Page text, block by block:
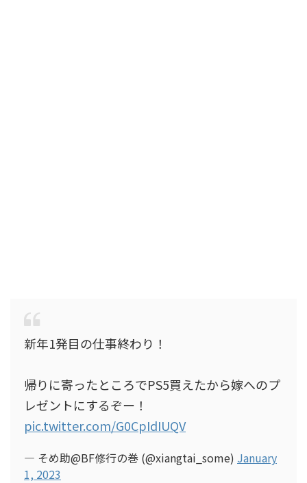
新年1発目の仕事終わり！
帰りに寄ったところでPS5買えたから嫁へのプ
レゼントにするぞー！
pic.twitter.com/G0CpIdIUQV
— そめ助@BF修行の巻 (@xiangtai_some) January
1, 2023